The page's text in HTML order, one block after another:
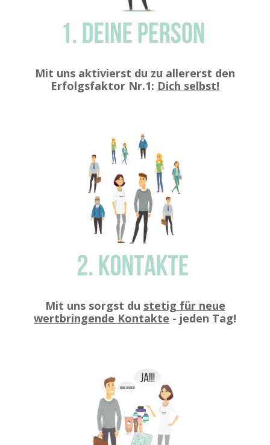
Mit uns aktivierst du zu allererst den
Erfolgsfaktor Nr.1: Dich selbst!
Mit uns sorgst du stetig für neue
wertbringende Kontakte - jeden Tag!